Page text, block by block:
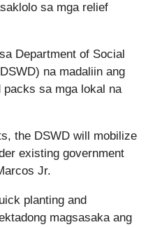
sa mga relief
Department of Social
na madaliin ang
packs sa mga lokal na
the DSWD will mobilize
existing government
Jr.
planting and
magsasaka ang